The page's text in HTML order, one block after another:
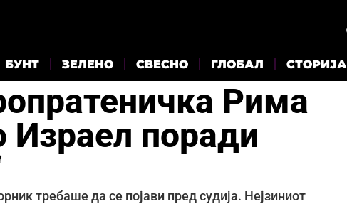
БУНТ ЗЕЛЕНО СВЕСНО ГЛОБАЛ СТОРИЈА
Рима
Израел поради
требаше да се појави пред судија. Нејзиниот